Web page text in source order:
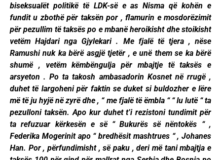
biseksualët politikë të LDK-së e as Nisma që kohën e
fundit u zbothë për taksën por , flamurin e mosdorëzimit
për pezullim të taksës po e mbanë heroikisht dhe stoikisht
vetëm Hajdari nga Gjylekari . Me fjalë të tjera , nëse
Ramushi nuk ka bërë asgjë tjetër , e unë them se ka bërë
shumë , vetëm këmbëngulja për mbajtje të taksës e
arsyeton . Po ta takosh ambasadorin Kosnet në rrugë ,
duhet të largoheni për faktin se duket si buldozher e lëre
më të ju hyjë në zyrë dhe , “ me fjalë të ëmbla “ “ lu lutë “ ta
pezulloni taksën. Apo kur duhet t’i rezistoni tundimit për
ta refuzuar kërkesën e së “ Bukurës së nëntokës “ ,
Federika Mogerinit apo “ bredhësit mashtrues “ , Johanes
Han. Por , përfundimisht , së paku , deri më tani mbajtja e